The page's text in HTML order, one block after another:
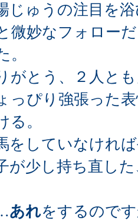
じゅうの注目を
微妙なフォロー
。
がとう、２人と
っぴり強張った表
る。
をしていなけれ
が少し持ち直し
あれをするので